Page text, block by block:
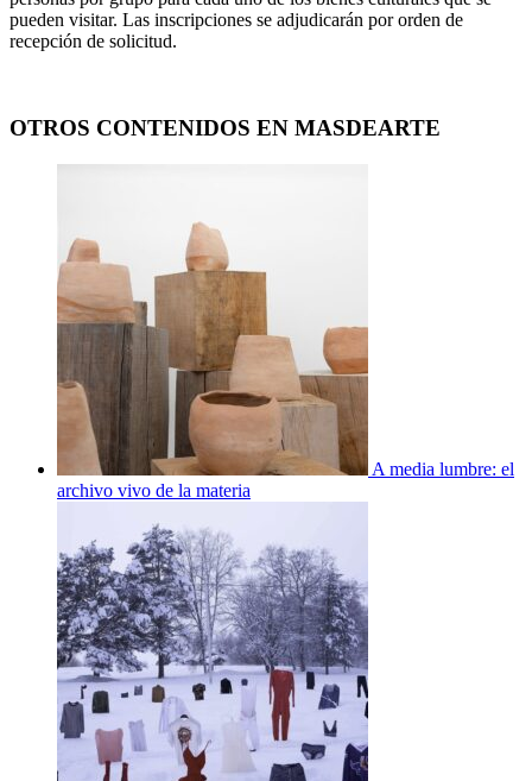
pueden visitar. Las inscripciones se adjudicarán por orden de
recepción de solicitud.
OTROS CONTENIDOS EN MASDEARTE
A media lumbre: el
archivo vivo de la materia